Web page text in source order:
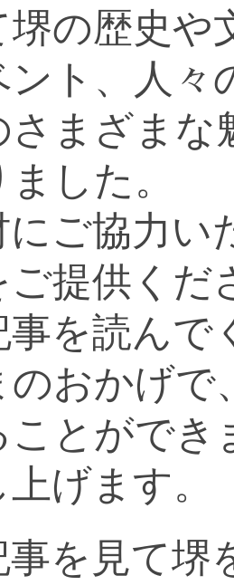
堺の歴史や
ント、人々
さまざまな
した。
にご協力い
ご提供くだ
事を読んで
のおかげで
ことができ
げます。
事を見て